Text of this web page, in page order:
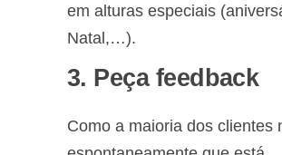
em alturas especiais
Natal,…).
3. Peça feedback
Como a maioria dos clientes